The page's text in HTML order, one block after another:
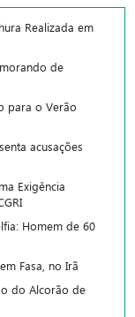
Realizada em
de
para o Verão
acusações
Exigência
Homem de 60
Fasa, no Irã
do Alcorão de